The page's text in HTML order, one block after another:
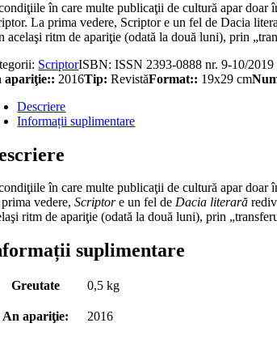
în care multe publicaţii de cultură apar doar
La prima vedere, Scriptor e un fel de Dacia
acelaşi ritm de apariţie (odată la două luni), prin
ScriptorISBN:ISSN 2393-0888 nr. 9-10/2019
apariţie:: 2016Tip: RevistăFormat:: 19x29 cm
Descriere
Informații suplimentare
în care multe publicaţii de cultură apar doar
vedere,Scriptore un fel de Dacia literară
ritm de apariţie (odată la două luni), prin
suplimentare
Greutate 0,5 kg
An apariţie: 2016